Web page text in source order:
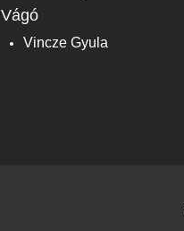
Vágó
Vincze Gyula